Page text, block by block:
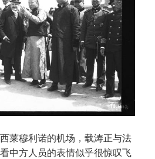
莱穆利诺的机场，载涛正与法
中方人员的表情似乎很惊叹飞